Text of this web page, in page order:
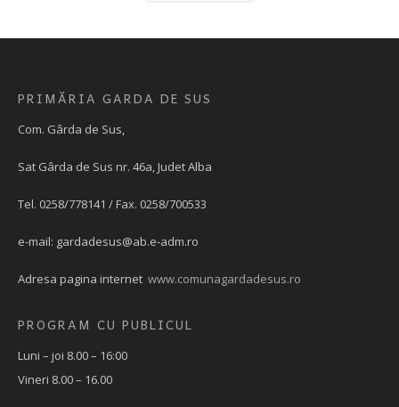
PRIMĂRIA GARDA DE SUS
Com. Gârda de Sus,
Sat Gârda de Sus nr. 46a, Judet Alba
Tel. 0258/778141 / Fax. 0258/700533
e-mail: gardadesus@ab.e-adm.ro
Adresa pagina internet www.comunagardadesus.ro
PROGRAM CU PUBLICUL
Luni – joi 8.00 – 16:00
Vineri 8.00 – 16.00